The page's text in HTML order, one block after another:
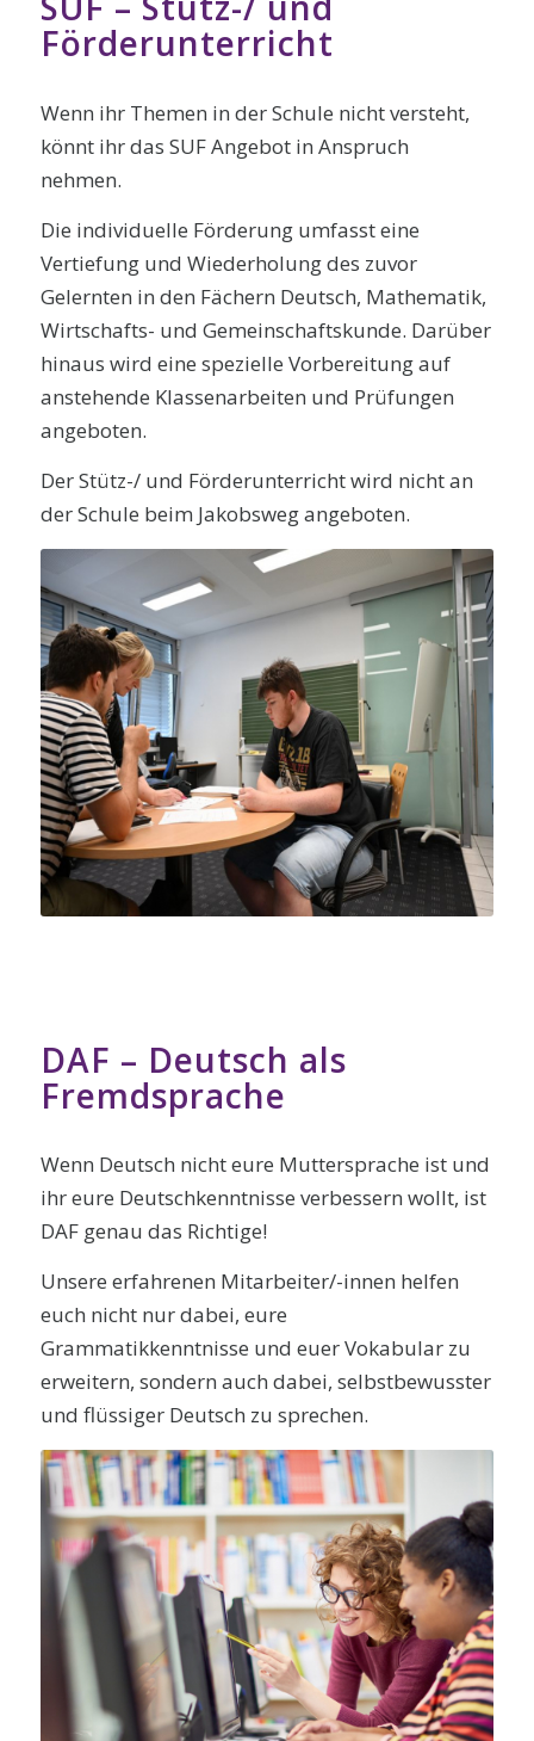
Förderunterricht
Wenn ihr Themen in der Schule nicht versteht,
könnt ihr das SUF Angebot in Anspruch
nehmen.
Die individuelle Förderung umfasst eine
Vertiefung und Wiederholung des zuvor
Gelernten in den Fächern Deutsch, Mathematik,
Wirtschafts- und Gemeinschaftskunde. Darüber
hinaus wird eine spezielle Vorbereitung auf
anstehende Klassenarbeiten und Prüfungen
angeboten.
Der Stütz-/ und Förderunterricht wird nicht an
der Schule beim Jakobsweg angeboten.
DAF – Deutsch als
Fremdsprache
Wenn Deutsch nicht eure Muttersprache ist und
ihr eure Deutschkenntnisse verbessern wollt, ist
DAF genau das Richtige!
Unsere erfahrenen Mitarbeiter/-innen helfen
euch nicht nur dabei, eure
Grammatikkenntnisse und euer Vokabular zu
erweitern, sondern auch dabei, selbstbewusster
und flüssiger Deutsch zu sprechen.